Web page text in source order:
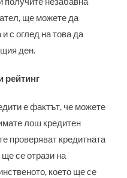
ще можете да
с оглед на това да
ден.
рейтинг
е фактът, че можете
лош кредитен
проверяват кредитната
ще се отрази на
което ще се